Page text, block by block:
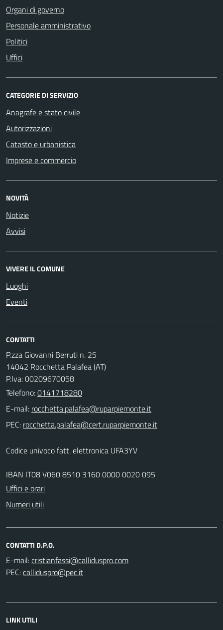
Organi di governo
Personale amministrativo
Politici
Uffici
CATEGORIE DI SERVIZIO
Anagrafe e stato civile
Autorizzazioni
Catasto e urbanistica
Imprese e commercio
NOVITÀ
Notizie
Avvisi
VIVERE IL COMUNE
Luoghi
Eventi
CONTATTI
P.zza Giovanni Berruti n. 25
14042 Rocchetta Palafea (AT)
P.Iva: 00209670058
Telefono:0141718280
E-mail:
PEC:
Codice univoco fatt. elettronica UFA3YV
IBAN IT08 V060 8510 3160 0000 0020 095
Uffici e orari
Numeri utili
CONTATTI D.P.O.
E-mail:
PEC:
LINK UTILI